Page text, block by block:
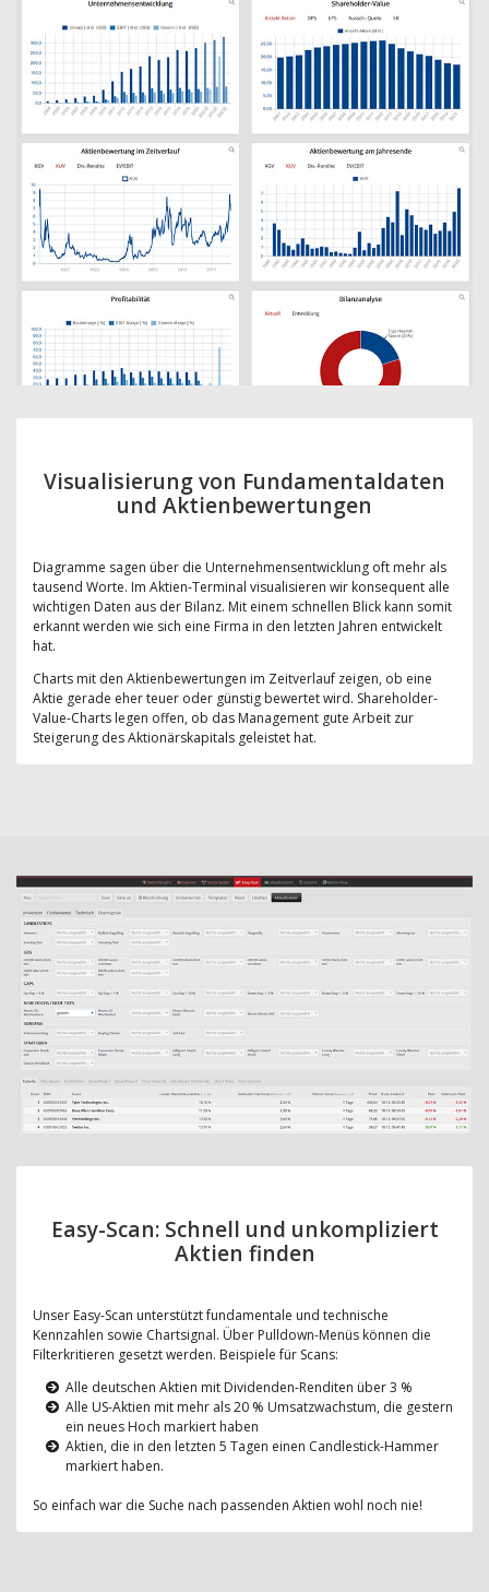
Visualisierung von Fundamentaldaten
und Aktienbewertungen
Diagramme sagen über die Unternehmensentwicklung oft mehr als
tausend Worte. Im Aktien-Terminal visualisieren wir konsequent alle
wichtigen Daten aus der Bilanz. Mit einem schnellen Blick kann somit
erkannt werden wie sich eine Firma in den letzten Jahren entwickelt
hat.
Charts mit den Aktienbewertungen im Zeitverlauf zeigen, ob eine
Aktie gerade eher teuer oder günstig bewertet wird. Shareholder-
Value-Charts legen offen, ob das Management gute Arbeit zur
Steigerung des Aktionärskapitals geleistet hat.
Easy-Scan: Schnell und unkompliziert
Aktien finden
Unser Easy-Scan unterstützt fundamentale und technische
Kennzahlen sowie Chartsignal. Über Pulldown-Menüs können die
Filterkritieren gesetzt werden. Beispiele für Scans:
Alle deutschen Aktien mit Dividenden-Renditen über 3 %
Alle US-Aktien mit mehr als 20 % Umsatzwachstum, die gestern
ein neues Hoch markiert haben
Aktien, die in den letzten 5 Tagen einen Candlestick-Hammer
markiert haben.
So einfach war die Suche nach passenden Aktien wohl noch nie!